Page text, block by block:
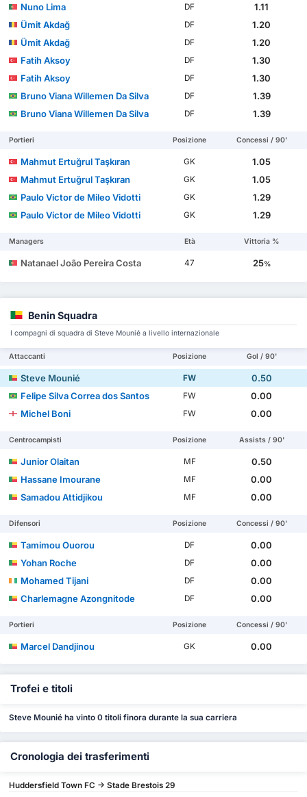
Nuno Lima
DF
1.11
Ümit Akdağ
DF
1.20
Ümit Akdağ
DF
1.20
Fatih Aksoy
DF
1.30
Fatih Aksoy
DF
1.30
Bruno Viana Willemen Da Silva
DF
1.39
Bruno Viana Willemen Da Silva
DF 1.39
Portieri Posizione Concessi / 90'
Mahmut Ertuğrul Taşkıran GK
1.05
Mahmut Ertuğrul Taşkıran
GK
1.05
Paulo Victor de Mileo Vidotti
GK
1.29
Paulo Victor de Mileo Vidotti
GK 1.29
Managers Età Vittoria %
Natanael João Pereira Costa 47 25%
Benin Squadra
I compagni di squadra di Steve Mounié a livello internazionale
Attaccanti Posizione Gol / 90'
Steve Mounié FW
0.50
Felipe Silva Correa dos Santos
FW
0.00
Michel Boni
FW 0.00
Centrocampisti Posizione Assists / 90'
Junior Olaitan MF
0.50
Hassane Imourane
MF
0.00
Samadou Attidjikou
MF 0.00
Difensori Posizione Concessi / 90'
Tamimou Ouorou DF
0.00
Yohan Roche
DF
0.00
Mohamed Tijani
DF
0.00
Charlemagne Azongnitode
DF 0.00
Portieri Posizione Concessi / 90'
Marcel Dandjinou GK 0.00
Trofei e titoli
Steve Mounié ha vinto 0 titoli finora durante la sua carriera
Cronologia dei trasferimenti
Huddersfield Town FC -> Stade Brestois 29